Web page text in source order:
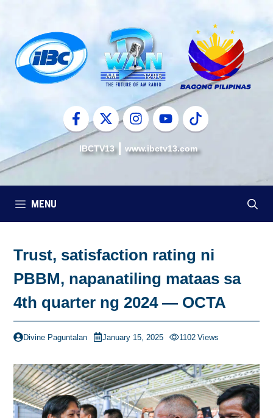
content
IBCTV13 www.ibctv13.com
MENU
Trust, satisfaction rating ni
PBBM, napanatiling mataas sa
4th quarter ng 2024 — OCTA
Divine Paguntalan January 15, 2025 1102 Views